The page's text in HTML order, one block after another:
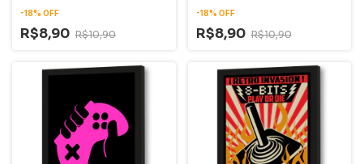
-18% OFF
R$8,90 R$10,90
-18% OFF
R$8,90 R$10,90